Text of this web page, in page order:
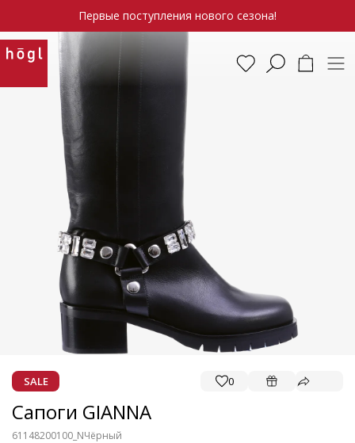
Первые поступления нового сезона!
SALE 0
Сапоги GIANNA
61148200100_NЧёрный